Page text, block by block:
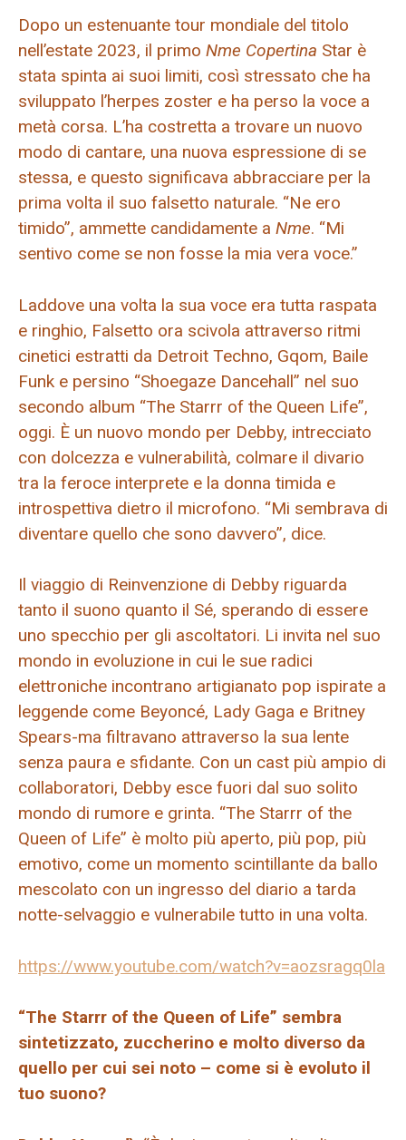
Dopo un estenuante tour mondiale del titolo
nell’estate 2023, il primo Nme Copertina Star è
stata spinta ai suoi limiti, così stressato che ha
sviluppato l’herpes zoster e ha perso la voce a
metà corsa. L’ha costretta a trovare un nuovo
modo di cantare, una nuova espressione di se
stessa, e questo significava abbracciare per la
prima volta il suo falsetto naturale. “Ne ero
timido”, ammette candidamente a Nme. “Mi
sentivo come se non fosse la mia vera voce.”
Laddove una volta la sua voce era tutta raspata
e ringhio, Falsetto ora scivola attraverso ritmi
cinetici estratti da Detroit Techno, Gqom, Baile
Funk e persino “Shoegaze Dancehall” nel suo
secondo album “The Starrr of the Queen Life”,
oggi. È un nuovo mondo per Debby, intrecciato
con dolcezza e vulnerabilità, colmare il divario
tra la feroce interprete e la donna timida e
introspettiva dietro il microfono. “Mi sembrava di
diventare quello che sono davvero”, dice.
Il viaggio di Reinvenzione di Debby riguarda
tanto il suono quanto il Sé, sperando di essere
uno specchio per gli ascoltatori. Li invita nel suo
mondo in evoluzione in cui le sue radici
elettroniche incontrano artigianato pop ispirate a
leggende come Beyoncé, Lady Gaga e Britney
Spears-ma filtravano attraverso la sua lente
senza paura e sfidante. Con un cast più ampio di
collaboratori, Debby esce fuori dal suo solito
mondo di rumore e grinta. “The Starrr of the
Queen of Life” è molto più aperto, più pop, più
emotivo, come un momento scintillante da ballo
mescolato con un ingresso del diario a tarda
notte-selvaggio e vulnerabile tutto in una volta.
https://www.youtube.com/watch?v=aozsragq0la
“The Starrr of the Queen of Life” sembra
sintetizzato, zuccherino e molto diverso da
quello per cui sei noto – come si è evoluto il
tuo suono?